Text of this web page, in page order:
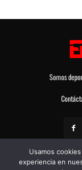
Somos
Usamos
experiencia en